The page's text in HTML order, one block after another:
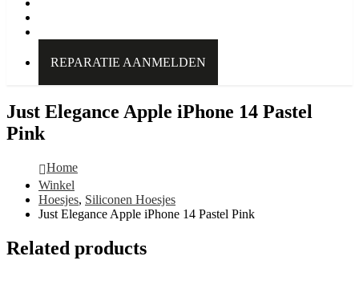
Just Elegance Apple iPhone 14 Pastel
Pink
Winkel
Hoesjes
Just Elegance Apple iPhone 14 Pastel Pink
Related products